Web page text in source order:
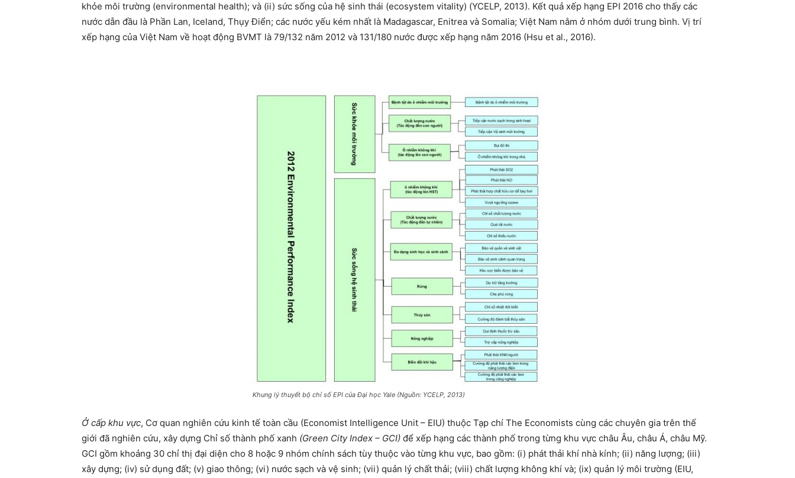
khỏe môi trường (environmental health); và (ii) sức sống của hệ sinh thái (ecosystem vitality) (YCELP, 2013). Kết quả xếp hạng EPI 2016 cho thấy các
nước dẫn đầu là Phần Lan, Iceland, Thụy Điển; các nước yếu kém nhất là Madagascar, Enitrea và Somalia; Việt Nam nằm ở nhóm dưới trung bình. Vị trí
xếp hạng của Việt Nam về hoạt động BVMT là 79/132 năm 2012 và 131/180 nước được xếp hạng năm 2016 (Hsu et al., 2016).
Khung lý thuyết bộ chỉ số EPI của Đại học Yale (Nguồn: YCELP, 2013)
Ở cấp khu vực, Cơ quan nghiên cứu kinh tế toàn cầu (Economist Intelligence Unit – EIU) thuộc Tạp chí The Economists cùng các chuyên gia trên thế
giới đã nghiên cứu, xây dựng Chỉ số thành phố xanh (Green City Index – GCI) để xếp hạng các thành phố trong từng khu vực châu Âu, châu Á, châu Mỹ.
GCI gồm khoảng 30 chỉ thị đại diện cho 8 hoặc 9 nhóm chính sách tùy thuộc vào từng khu vực, bao gồm: (i) phát thải khí nhà kính; (ii) năng lượng; (iii)
xây dựng; (iv) sử dụng đất; (v) giao thông; (vi) nước sạch và vệ sinh; (vii) quản lý chất thải; (viii) chất lượng không khí và; (ix) quản lý môi trường (EIU,